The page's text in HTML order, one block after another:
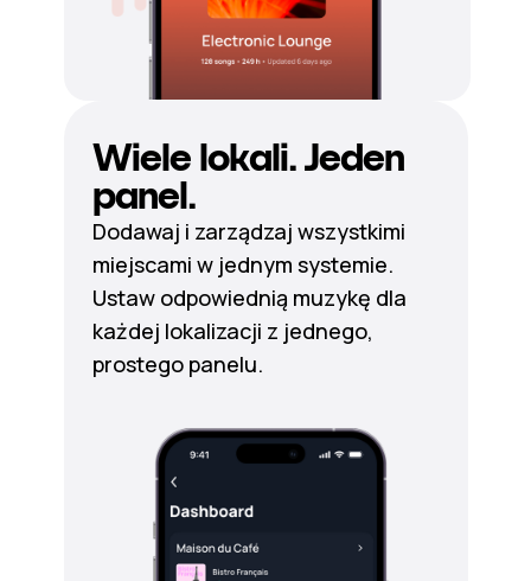
Wiele lokali. Jeden
panel.
Dodawaj i zarządzaj wszystkimi
miejscami w jednym systemie.
Ustaw odpowiednią muzykę dla
każdej lokalizacji z jednego,
prostego panelu.